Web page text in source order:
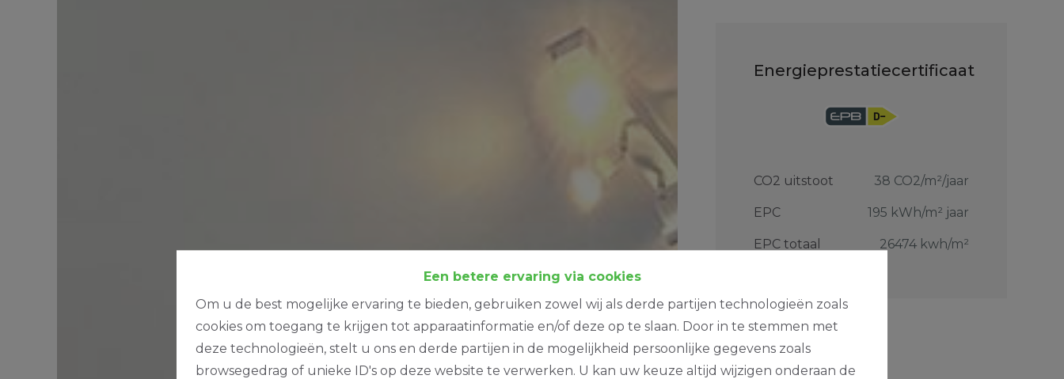
Een betere ervaring via cookies
Om u de best mogelijke ervaring te bieden, gebruiken zowel wij als derde partijen technologieën zoals
cookies om toegang te krijgen tot apparaatinformatie en/of deze op te slaan. Door in te stemmen met
deze technologieën, stelt u ons en derde partijen in de mogelijkheid persoonlijke gegevens zoals
browsegedrag of unieke ID's op deze website te verwerken. U kan uw keuze altijd wijzigen onderaan de
Energieprestatiecertificaat
CO2 uitstoot 38 CO2/m²/jaar
EPC 195 kWh/m² jaar
EPC totaal 26474 kwh/m²